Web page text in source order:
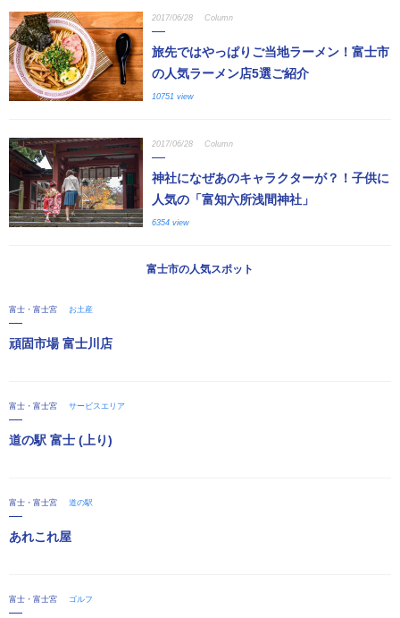
2017/06/28 Column
旅先ではやっぱりご当地ラーメン！富士市
の人気ラーメン店5選ご紹介
10751 view
2017/06/28 Column
神社になぜあのキャラクターが？！子供に
人気の「富知六所浅間神社」
6354 view
富士市の人気スポット
富士・富士宮 お土産
頑固市場 富士川店
富士・富士宮 サービスエリア
道の駅 富士 (上り)
富士・富士宮 道の駅
あれこれ屋
富士・富士宮 ゴルフ